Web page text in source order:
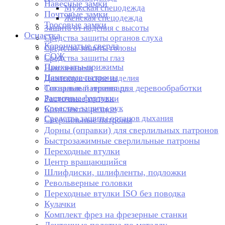
Мужская спецодежда
Женская спецодежда
Защита от падения с высоты
Средства защиты органов слуха
Средства защиты головы
Средства защиты глаз
Наколенники
Диэлектрические изделия
Сигнальный инвентарь
Защитные фартуки
Средства защиты рук
Средства защиты органов дыхания
Навесные замки
Почтовые замки
Тросовые замки
Оснастка
Корончатые сверла
СОЖ
Прихваты-прижимы
Цанговые патроны
Токарные патроны для деревообработки
Расточные головки
Комплекты резцов
Сверлильные патроны
Дорны (оправки) для сверлильных патронов
Быстрозажимные сверлильные патроны
Переходные втулки
Центр вращающийся
Шлифдиски, шлифленты, подложки
Револьверные головки
Переходные втулки ISO без поводка
Кулачки
Комплект фрез на фрезерные станки